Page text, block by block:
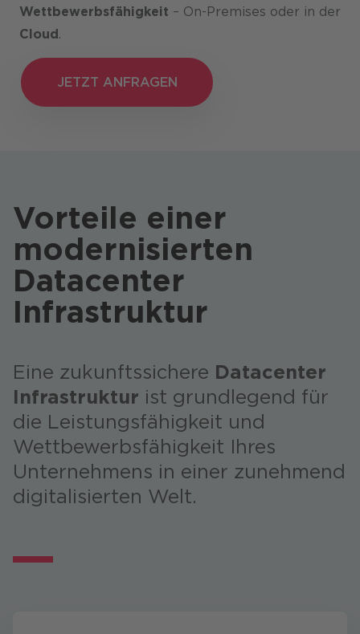
Wettbewerbsfähigkeit – On-Premises oder in der
Cloud.
JETZT ANFRAGEN
JETZT ANFRAGEN
Vorteile einer
modernisierten
Datacenter
Infrastruktur
Eine zukunftssichere Datacenter
Infrastruktur ist grundlegend für
die Leistungsfähigkeit und
Wettbewerbsfähigkeit Ihres
Unternehmens in einer zunehmend
digitalisierten Welt.